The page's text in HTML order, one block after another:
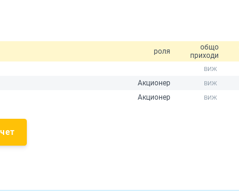
роля
общо
приходи
Акционер
Акционер